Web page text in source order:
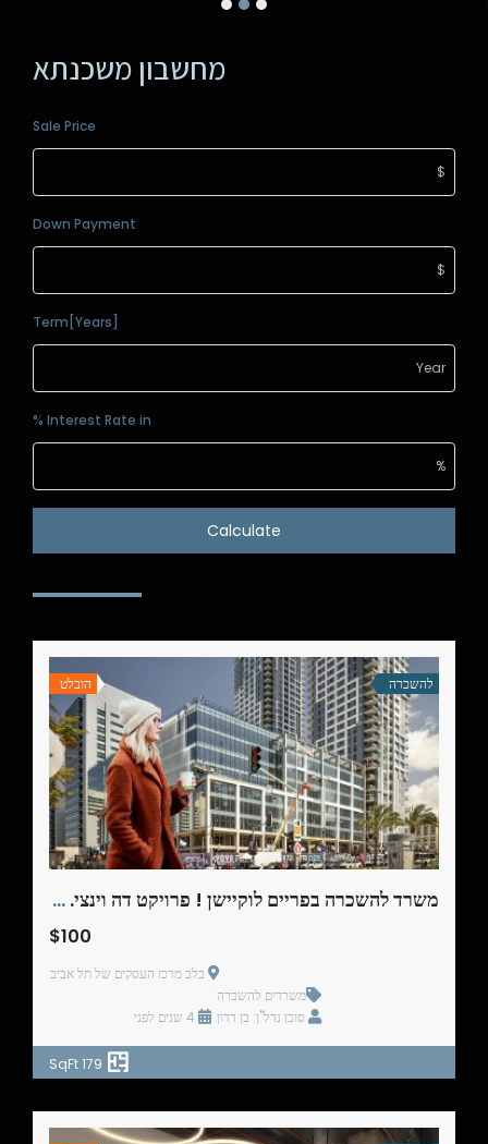
מחשבון משכנתא
Sale Price
Down Payment
Term[Years]
Interest Rate in %
Calculate
הובלט להשכרה
משרד להשכרה בפריים לוקיישן ! פרויקט דה וינצי. 179 מ"ר
$100
בלב מרכז העסקים של תל אביב
משרדים להשכרה
סוכן נדל"ן: בן דדון
179 SqFt